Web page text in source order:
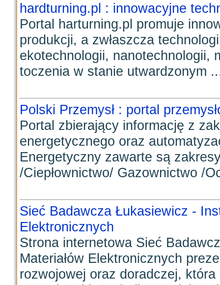
hardturning.pl : innowacyjne
Portal harturning.pl promuje
produkcji, a zwłaszcza
ekotechnologii, nanotechnologii,
toczenia w stanie utwardzonym
Polski Przemysł : portal
Portal zbierający informację z
energetycznego oraz
Energetyczny zawarte są
/Ciepłownictwo/ Gazownictwo /
Sieć Badawcza Łukasiewicz -
Elektronicznych
Strona internetowa Sieć
Materiałów Elektronicznych
rozwojowej oraz doradczej,